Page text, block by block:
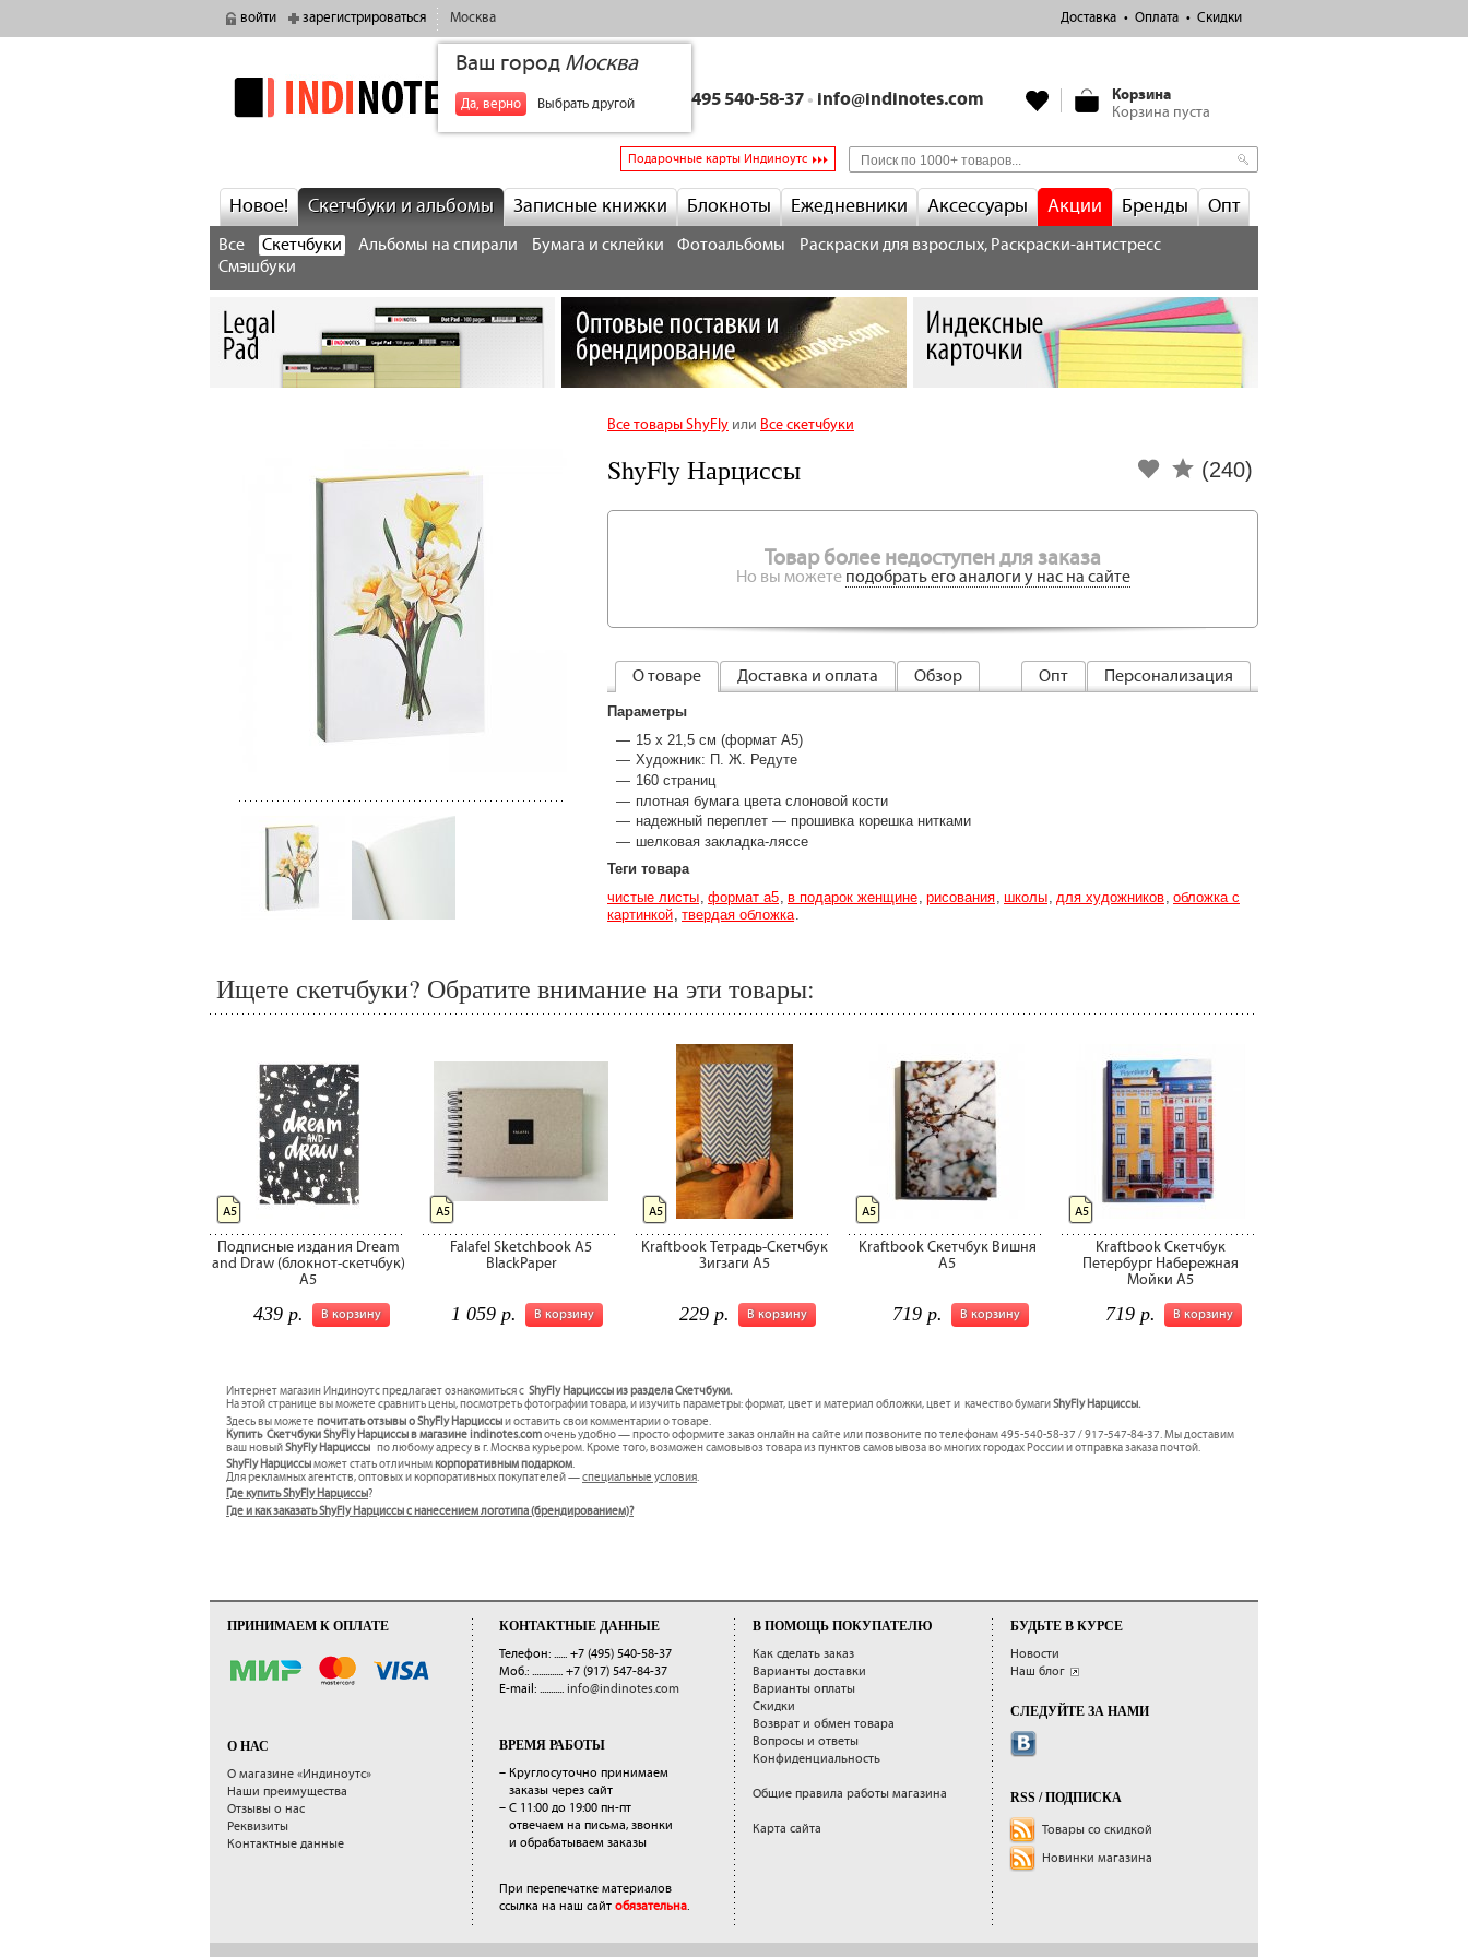
войти зарегистрироваться Москва
Ваш город Москва
Да, верно Выбрать другой
Доставка Оплата Скидки
indinotes
Корзина
Корзина пуста
+7 495 540-58-37 • info@indinotes.com
Подарочные карты Индиноутс
Новое! Скетчбуки и альбомы Записные книжки Блокноты Ежедневники Аксессуары Акции Бренды Опт
Все Скетчбуки Альбомы на спирали Бумага и склейки Фотоальбомы
Раскраски для взрослых, Раскраски-антистресс
Смэшбуки
Все товары ShyFly или Все скетчбуки
(240)
ShyFly Нарциссы
Товар более недоступен для заказа
Но вы можете подобрать его аналоги у нас на сайте
О товаре Доставка и оплата Персонализация
Опт
Обзор
Параметры
15 х 21,5 см (формат А5)
Художник: П. Ж. Редуте
160 страниц
плотная бумага цвета слоновой кости
надежный переплет — прошивка корешка нитками
шелковая закладка-ляссе
Теги товара
чистые листы формат а5 в подарок женщине рисования школы для художников обложка с
картинкой твердая обложка
Ищете скетчбуки? Обратите внимание на эти товары:
Подписные издания Dream
and Draw (блокнот-скетчбук)
A5
В корзину
439 р.
А5
Falafel Sketchbook A5
BlackPaper
В корзину
1 059 р.
А5
Kraftbook Тетрадь-Скетчбук
Зигзаги А5
В корзину
229 р.
А5
Kraftbook Скетчбук Вишня
А5
В корзину
719 р.
А5
Kraftbook Скетчбук
Петербург Набережная
Мойки А5
В корзину
719 р.
А5
Интернет магазин Индиноутс предлагает ознакомиться с ShyFly Нарциссы из раздела Скетчбуки.
На этой странице вы можете сравнить цены, посмотреть фотографии товара, и изучить параметры: формат, цвет и материал обложки, цвет и качество бумагиShyFly Нарциссы.
Здесь вы можете почитать отзывы о ShyFly Нарциссыи оставить свои комментарии о товаре.
Купить Скетчбуки ShyFly Нарциссы в магазине indinotes.comочень удобно — просто оформите заказ онлайн на сайте или позвоните по телефонам 495-540-58-37 / 917-547-84-37. Мы доставим
ваш новыйShyFly Нарциссы по любому адресу в г. Москва курьером. Кроме того, возможен самовывоз товара из пунктов самовывоза во многих городах России и отправка заказа почтой.
ShyFly Нарциссыможет стать отличнымкорпоративным подарком.
Для рекламных агентств, оптовых и корпоративных покупателей —специальные условия.
Где купить ShyFly Нарциссы?
Где и как заказать ShyFly Нарциссы с нанесением логотипа (брендированием)?
ПРИНИМАЕМ К ОПЛАТЕ
О НАС
О магазине «Индиноутс»
Наши преимущества
Отзывы о нас
Реквизиты
Контактные данные
КОНТАКТНЫЕ ДАННЫЕ
Телефон: ...... +7 (495) 540-58-37
Моб.: .............. +7 (917) 547-84-37
E-mail: ........... info@indinotes.com
ВРЕМЯ РАБОТЫ
– Круглосуточно принимаем
заказы через сайт
– С 11:00 до 19:00 пн-пт
отвечаем на письма, звонки
и обрабатываем заказы
При перепечатке материалов
ссылка на наш сайт обязательна.
В ПОМОЩЬ ПОКУПАТЕЛЮ
Как сделать заказ
Варианты доставки
Варианты оплаты
Скидки
Возврат и обмен товара
Вопросы и ответы
Конфиденциальность
Общие правила работы магазина
Карта сайта
БУДЬТЕ В КУРСЕ
Новости
Наш блог
СЛЕДУЙТЕ ЗА НАМИ
RSS / ПОДПИСКА
Товары со скидкой
Новинки магазина